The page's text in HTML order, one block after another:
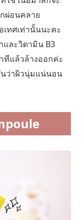
ผ่อนคลาย
ทศเท่านั้นนะคะ
และวิตามิน B3
ทีแล้วล้างออกค่ะ
ว่าผิวนุ่มแน่นอน